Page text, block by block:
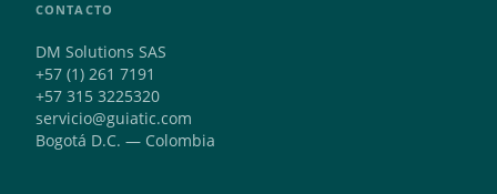
CONTACTO
DM Solutions SAS
+57 (1) 261 7191
+57 315 3225320
servicio@guiatic.com
Bogotá D.C. — Colombia